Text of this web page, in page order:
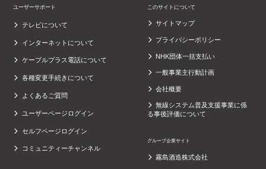
ユーザーサポート
テレビについて
インターネットについて
ケーブルプラス電話について
各種変更手続きについて
よくあるご質問
ユーザーページログイン
セルフページログイン
コミュニティーチャンネル
このサイトについて
サイトマップ
プライバシーポリシー
NHK団体一括支払い
一般事業主行動計画
会社概要
無線システム普及支援事業に係
る事後評価について
グループ企業サイト
霧島酒造株式会社